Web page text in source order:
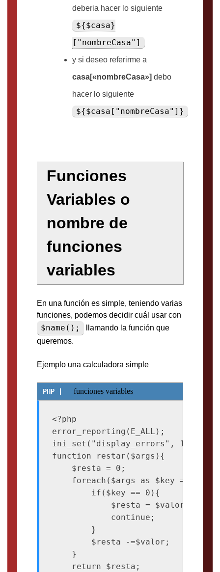
deberia hacer lo siguiente
${$casa}
["nombreCasa"]
y si deseo referirme a
casa[«nombreCasa»] debo
hacer lo siguiente
${$casa["nombreCasa"]}
Funciones
Variables o
nombre de
funciones
variables
En una función es simple, teniendo varias
funciones, podemos decidir cuál usar con
$name();
llamando la función que
queremos.
Ejemplo una calculadora simple
funciones variables
<?php
error_reporting(E_ALL);
ini_set("display_errors", 1);
function restar($args){
    $resta = 0;
foreach($args as $key =>
        if($key == 0){
            $resta = $valor;
            continue;
        }
        $resta -=$valor;
    }
    return $resta;